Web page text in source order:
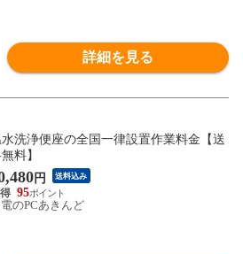
詳細を見る
洗浄便座の全国一律設置作業料金【送
料】
円 送料込み
95
のPCあきんど